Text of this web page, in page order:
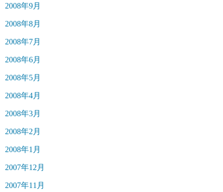
2008年9月
2008年8月
2008年7月
2008年6月
2008年5月
2008年4月
2008年3月
2008年2月
2008年1月
2007年12月
2007年11月